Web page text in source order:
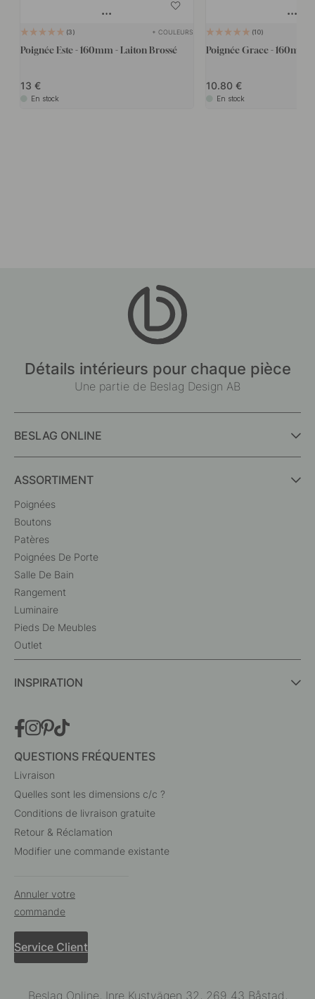
3 + COULEURS
Poignée Este - 160mm - Laiton Brossé
13
En stock
10
Poignée Grace - 160mm
10.80
En stock
Détails intérieurs pour chaque pièce
Une partie de Beslag Design AB
BESLAG ONLINE
ASSORTIMENT
Poignées
Boutons
Patères
Poignées De Porte
Salle De Bain
Rangement
Luminaire
Pieds De Meubles
Outlet
INSPIRATION
QUESTIONS FRÉQUENTES
Livraison
Quelles sont les dimensions c/c ?
Conditions de livraison gratuite
Retour & Réclamation
Modifier une commande existante
Annuler votre
commande
Service Client
Beslag Online, Inre Kustvägen 32, 269 43 Båstad,